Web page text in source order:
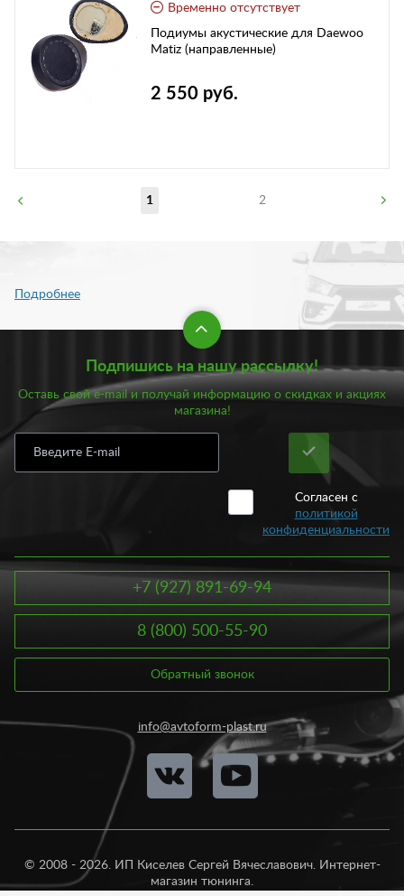
Временно отсутствует
Подиумы акустические для Daewoo
Matiz (направленные)
2 550 руб.
1 2
Подпишись на нашу рассылку!
Оставь свой e-mail и получай информацию о скидках и акциях
магазина!
Согласен с
политикой
конфиденциальности
+7 (927) 891-69-94
8 (800) 500-55-90
Обратный звонок
info@avtoform-plast.ru
© 2008 - 2026. ИП Киселев Сергей Вячеславович. Интернет-
магазин тюнинга.